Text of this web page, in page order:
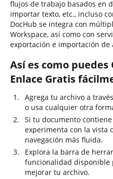
flujos de trabajo basados en
importar texto, etc., incluso
DocHub se integra con
Workspace, así como con
exportación e importación de
Así es como
Enlace Gratis
Agrega tu archivo a
o usa cualquier otra
Si tu documento
experimenta con la vista
navegación más fluida.
Explora la barra de
funcionalidad disponible
mejorar tu archivo.